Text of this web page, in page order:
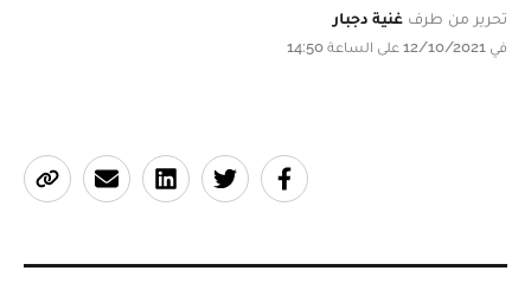
تحرير من طرف غنية دجبار
في 12/10/2021 على الساعة 14:50